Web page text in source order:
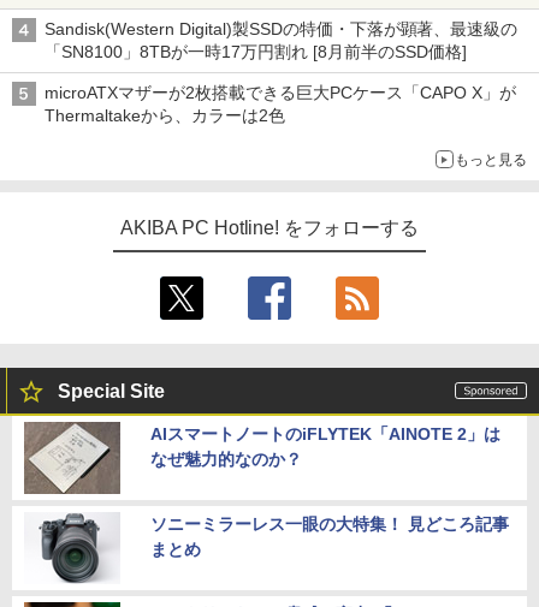
ーム』】
Sandisk(Western Digital)製SSDの特価・下落が顕著、最速級の
「SN8100」8TBが一時17万円割れ [8月前半のSSD価格]
microATXマザーが2枚搭載できる巨大PCケース「CAPO X」が
Thermaltakeから、カラーは2色
もっと見る
AKIBA PC Hotline! をフォローする
Special Site
AIスマートノートのiFLYTEK「AINOTE 2」は
なぜ魅力的なのか？
ソニーミラーレス一眼の大特集！ 見どころ記事
まとめ